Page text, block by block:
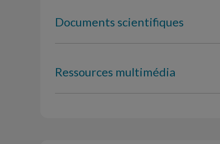
Documents scientifiques
Ressources multimédia